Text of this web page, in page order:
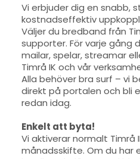
Vi erbjuder dig en snabb,
kostnadseffektiv
Väljer du bredband från
supporter. För varje gång
mailar, spelar, streamar
Timrå IK och vår
Alla behöver bra surf – vi
direkt på portalen och bli
redan idag.
Enkelt att byta!
Vi aktiverar normalt Timrå
månadsskifte. Om du har